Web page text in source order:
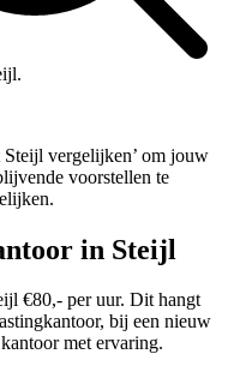
vergelijken’ om jouw
voorstellen te
in Steijl
€80,- per uur. Dit hangt
bij een nieuw
met ervaring.